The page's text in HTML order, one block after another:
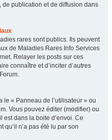
de publication et de diffusion dans
rares sont publics. Ils peuvent
de Maladies Rares Info Services
Relayer les posts sur ces
connaître et d’inciter d’autres
le « Panneau de l’utilisateur » ou
Vous pouvez éditer (modifier) ou
est dans la boite d’envoi. Ce
qu’il n’a pas été lu par son